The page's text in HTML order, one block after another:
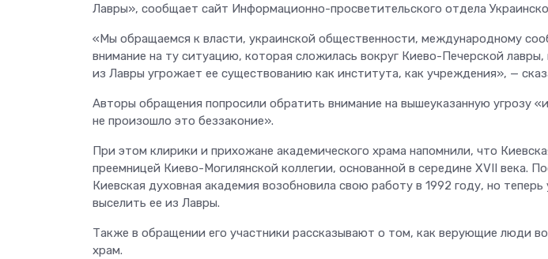
Лавры», сообщает сайт Информационно-просветительского отдела
«Мы обращаемся к власти, украинской общественности, международному
внимание на ту ситуацию, которая сложилась вокруг Киево-Печерской
из Лавры угрожает ее существованию как института, как учреждения», —
Авторы обращения попросили обратить внимание на вышеуказанную угрозу
не произошло это беззаконие».
При этом клирики и прихожане академического храма напомнили, что
преемницей Киево-Могилянской коллегии, основанной в середине XVII века.
Киевская духовная академия возобновила свою работу в 1992 году, но теперь
выселить ее из Лавры.
Также в обращении его участники рассказывают о том, как верующие люди
храм.